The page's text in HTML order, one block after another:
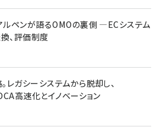
ペンが語るOMOの裏側 ―ECシステム
、評価制度
レガシーシステムから脱却し、
高速化とイノベーション